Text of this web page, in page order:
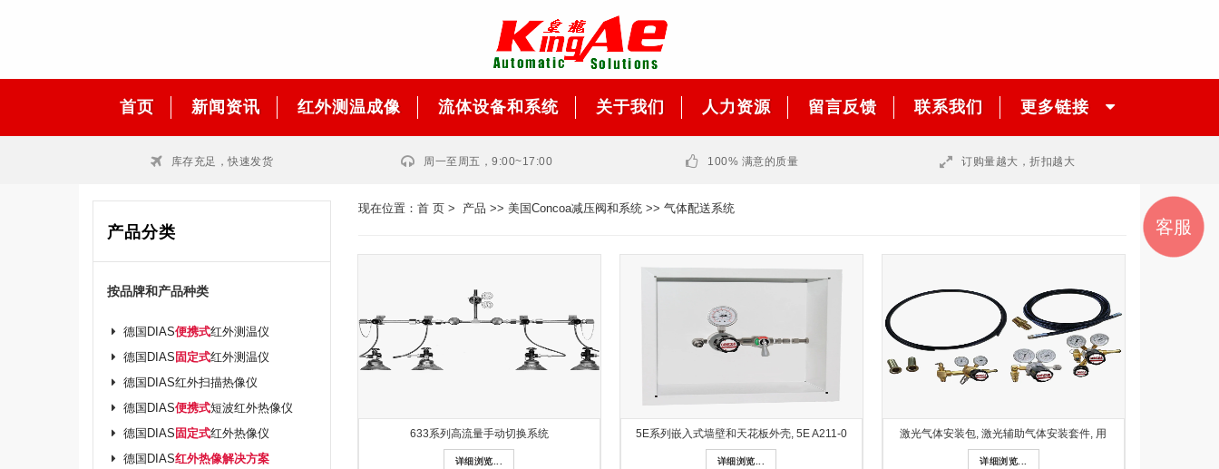
首页 新闻资讯 红外测温成像 流体设备和系统 关于我们 人力资源 留言反馈 联系我们 更多链接
库存充足，快速发货 周一至周五，9:00~17:00 100% 满意的质量 订购量越大，折扣越大
产品分类
按品牌和产品种类
德国DIAS便携式红外测温仪
德国DIAS 固定式红外测温仪
德国DIAS红外扫描热像仪
德国DIAS便携式短波红外热像仪
德国DIAS 固定式红外热像仪
德国DIAS红外热像解决方案
现在位置： 首 页> 产品 >> 美国Concoa减压阀和系统>> 气体配送系统
633系列高流量手动切换系统
详细浏览...
5E系列嵌入式墙壁和天花板外壳, 5E A211-0
详细浏览...
激光气体安装包, 激光辅助气体安装套件, 用
详细浏览...
客服
销售
一
销售
二
邮件
咨询
联系
我们